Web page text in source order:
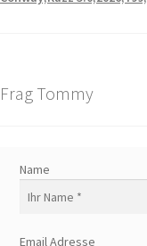
Frag Tommy
Name
Email Adresse